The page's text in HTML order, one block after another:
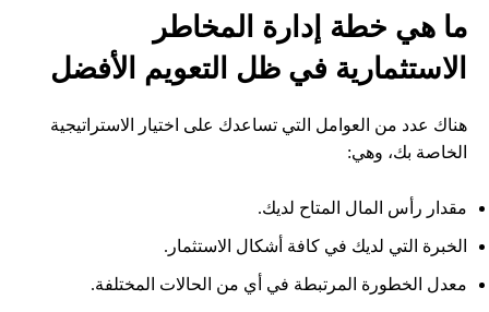
ما هي خطة إدارة المخاطر
الاستثمارية في ظل التعويم الأفضل
هناك عدد من العوامل التي تساعدك على اختيار الاستراتيجية
الخاصة بك، وهي:
مقدار رأس المال المتاح لديك.
الخبرة التي لديك في كافة أشكال الاستثمار.
معدل الخطورة المرتبطة في أي من الحالات المختلفة.